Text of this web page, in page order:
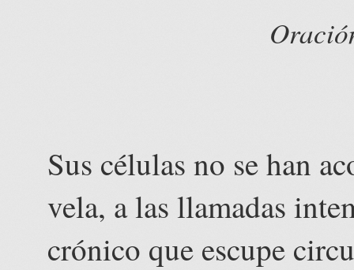
Sus células no se han
vela, a las llamadas
crónico que escupe